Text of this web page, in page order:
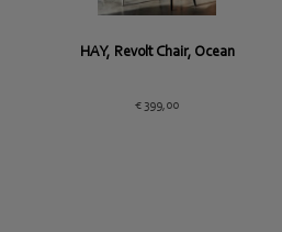
HAY, Revolt Chair, Ocean
€ 399,00